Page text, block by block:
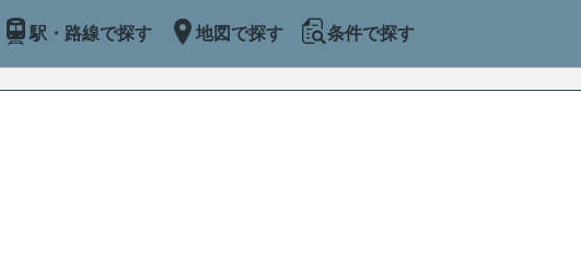
駅・路線で探す 地図で探す 条件で探す